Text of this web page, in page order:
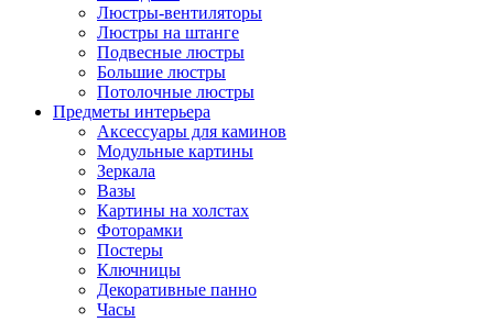
Люстры-вентиляторы
Люстры на штанге
Подвесные люстры
Большие люстры
Потолочные люстры
Предметы интерьера
Аксессуары для каминов
Модульные картины
Зеркала
Вазы
Картины на холстах
Фоторамки
Постеры
Ключницы
Декоративные панно
Часы